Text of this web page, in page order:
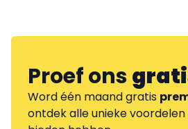
Proef ons
Word één maand gratis
ontdek alle unieke voordelen